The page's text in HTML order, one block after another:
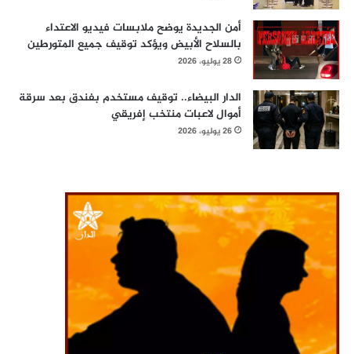
أمن الجديدة يوضح ملابسات فيديو الاعتداء
بالسلاح الأبيض ويؤكد توقيف جميع المتورطين
28 يوليو، 2026
الدار البيضاء.. توقيف مستخدم بفندق بعد سرقة
أموال لاعبات منتخب إفريقي
26 يوليو، 2026